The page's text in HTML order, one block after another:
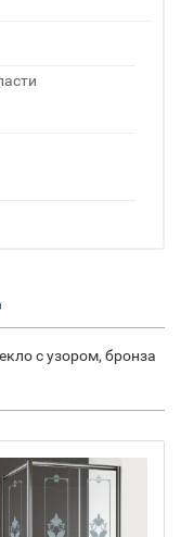
с узором, бронза